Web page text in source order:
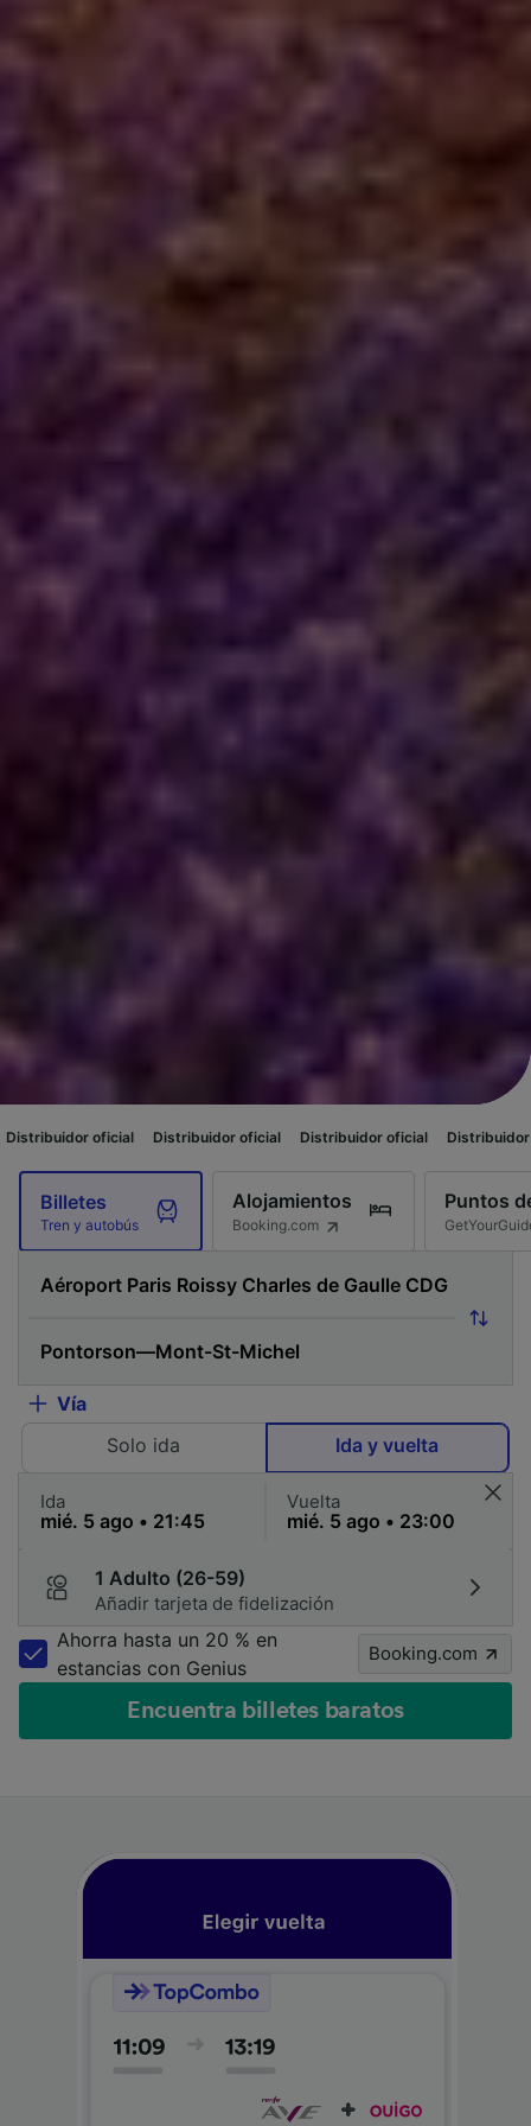
Distribuidor oficial Distribuidor oficial Distribuidor oficial
Billetes
Tren y autobús
Alojamientos
Booking.com
Puntos
Vía
Solo ida
Ida y vuelta
Ida Vuelta
1 Adulto (26-59)
Añadir tarjeta de fidelización
Ahorra hasta un 20 % en
estancias con Genius
Booking.com
Encuentra billetes baratos